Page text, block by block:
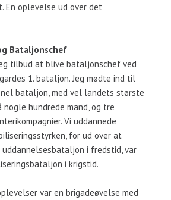
En oplevelse ud over det
Bataljonschef
tilbud at blive bataljonschef ved
1. bataljon. Jeg mødte ind til
bataljon, med vel landets største
nogle hundrede mand, og tre
Vi uddannede
for ud over at
i fredstid, var
i krigstid.
var en brigadeøvelse med